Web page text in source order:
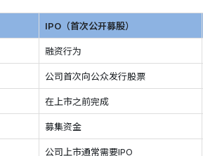
IPO（首次公开募股）
融资行为
公司首次向公众发行股票
在上市之前完成
募集资金
公司上市通常需要IPO